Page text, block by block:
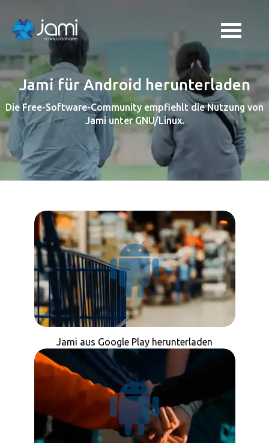
Jami für Android herunterladen
Die Free-Software-Community empfiehlt die Nutzung von
Jami unter GNU/Linux.
Jami aus Google Play herunterladen